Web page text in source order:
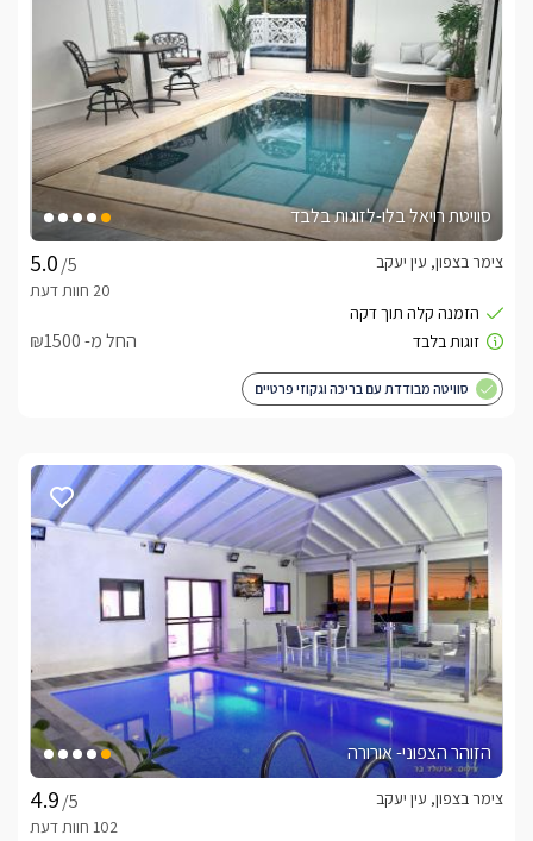
סוויטת רויאל בלו-לזוגות בלבד
/5
צימר בצפון, עין יעקב
החל מ- ₪1500
סוויטה מבודדת עם בריכה וגקוזי פרטיים
הזוהר הצפוני- אורורה
/5
צימר בצפון, עין יעקב